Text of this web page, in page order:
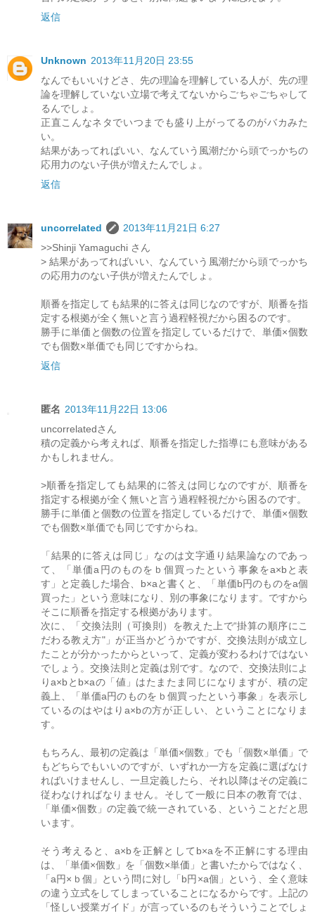
返信
Unknown 2013年11月20日 23:55
なんでもいいけどさ、先の理論を理解している人が、先の理
論を理解していない立場で考えてないからごちゃごちゃして
るんでしょ。
正直こんなネタでいつまでも盛り上がってるのがバカみた
い。
結果があってればいい、なんていう風潮だから頭でっかちの
応用力のない子供が増えたんでしょ。
返信
uncorrelated
2013年11月21日 6:27
>>Shinji Yamaguchi さん
> 結果があってればいい、なんていう風潮だから頭でっかち
の応用力のない子供が増えたんでしょ。
順番を指定しても結果的に答えは同じなのですが、順番を指
定する根拠が全く無いと言う過程軽視だから困るのです。
勝手に単価と個数の位置を指定しているだけで、単価×個数
でも個数×単価でも同じですからね。
返信
匿名 2013年11月22日 13:06
uncorrelatedさん
積の定義から考えれば、順番を指定した指導にも意味がある
かもしれません。
>順番を指定しても結果的に答えは同じなのですが、順番を
指定する根拠が全く無いと言う過程軽視だから困るのです。
勝手に単価と個数の位置を指定しているだけで、単価×個数
でも個数×単価でも同じですからね。
「結果的に答えは同じ」なのは文字通り結果論なのであっ
て、「単価a円のものをｂ個買ったという事象をa×bと表
す」と定義した場合、b×aと書くと、「単価b円のものをa個
買った」という意味になり、別の事象になります。ですから
そこに順番を指定する根拠があります。
次に、「交換法則（可換則）を教えた上で“掛算の順序にこ
だわる教え方"」が正当かどうかですが、交換法則が成立し
たことが分かったからといって、定義が変わるわけではない
でしょう。交換法則と定義は別です。なので、交換法則によ
りa×bとb×aの「値」はたまたま同じになりますが、積の定
義上、「単価a円のものをｂ個買ったという事象」を表示し
ているのはやはりa×bの方が正しい、ということになりま
す。
もちろん、最初の定義は「単価×個数」でも「個数×単価」で
もどちらでもいいのですが、いずれか一方を定義に選ばなけ
ればいけませんし、一旦定義したら、それ以降はその定義に
従わなければなりません。そして一般に日本の教育では、
「単価×個数」の定義で統一されている、ということだと思
います。
そう考えると、a×bを正解としてb×aを不正解にする理由
は、「単価×個数」を「個数×単価」と書いたからではなく、
「a円×ｂ個」という問に対し「b円×a個」という、全く意味
の違う立式をしてしまっていることになるからです。上記の
「怪しい授業ガイド」が言っているのもそういうことでしょ